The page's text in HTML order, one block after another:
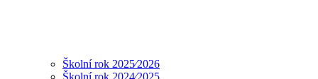
Školní rok 2025⁄2026
Školní rok 2024⁄2025